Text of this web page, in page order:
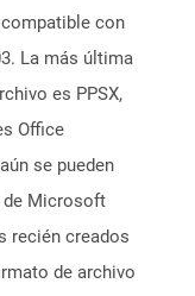
con
La más última
es PPSX,
Office
se pueden
de Microsoft
recién creados
de archivo